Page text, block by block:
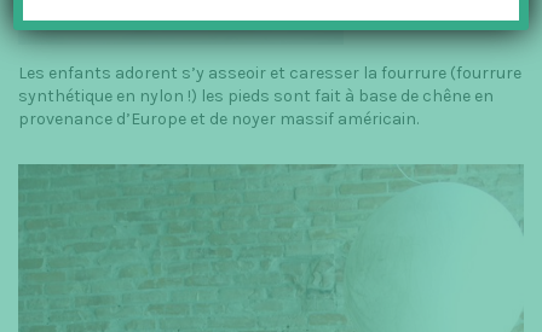
Les enfants adorent s’y asseoir et caresser la fourrure (fourrure
synthétique en nylon !) les pieds sont fait à base de chêne en
provenance d’Europe et de noyer massif américain.